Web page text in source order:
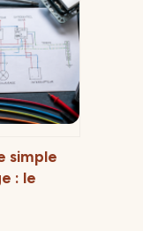
:
simple
: le